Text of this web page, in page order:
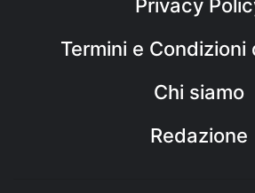
Privacy
Termini e Condizioni
Chi siamo
Redazione